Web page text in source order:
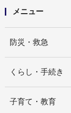
メニュー
防災・救急
くらし・手続き
子育て・教育